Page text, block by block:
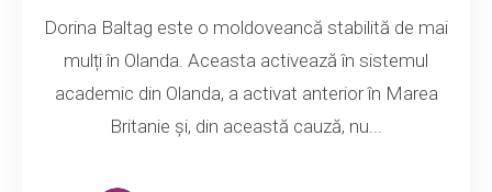
Dorina Baltag este o moldoveancă stabilită de mai
mulți în Olanda. Aceasta activează în sistemul
academic din Olanda, a activat anterior în Marea
Britanie și, din această cauză, nu...